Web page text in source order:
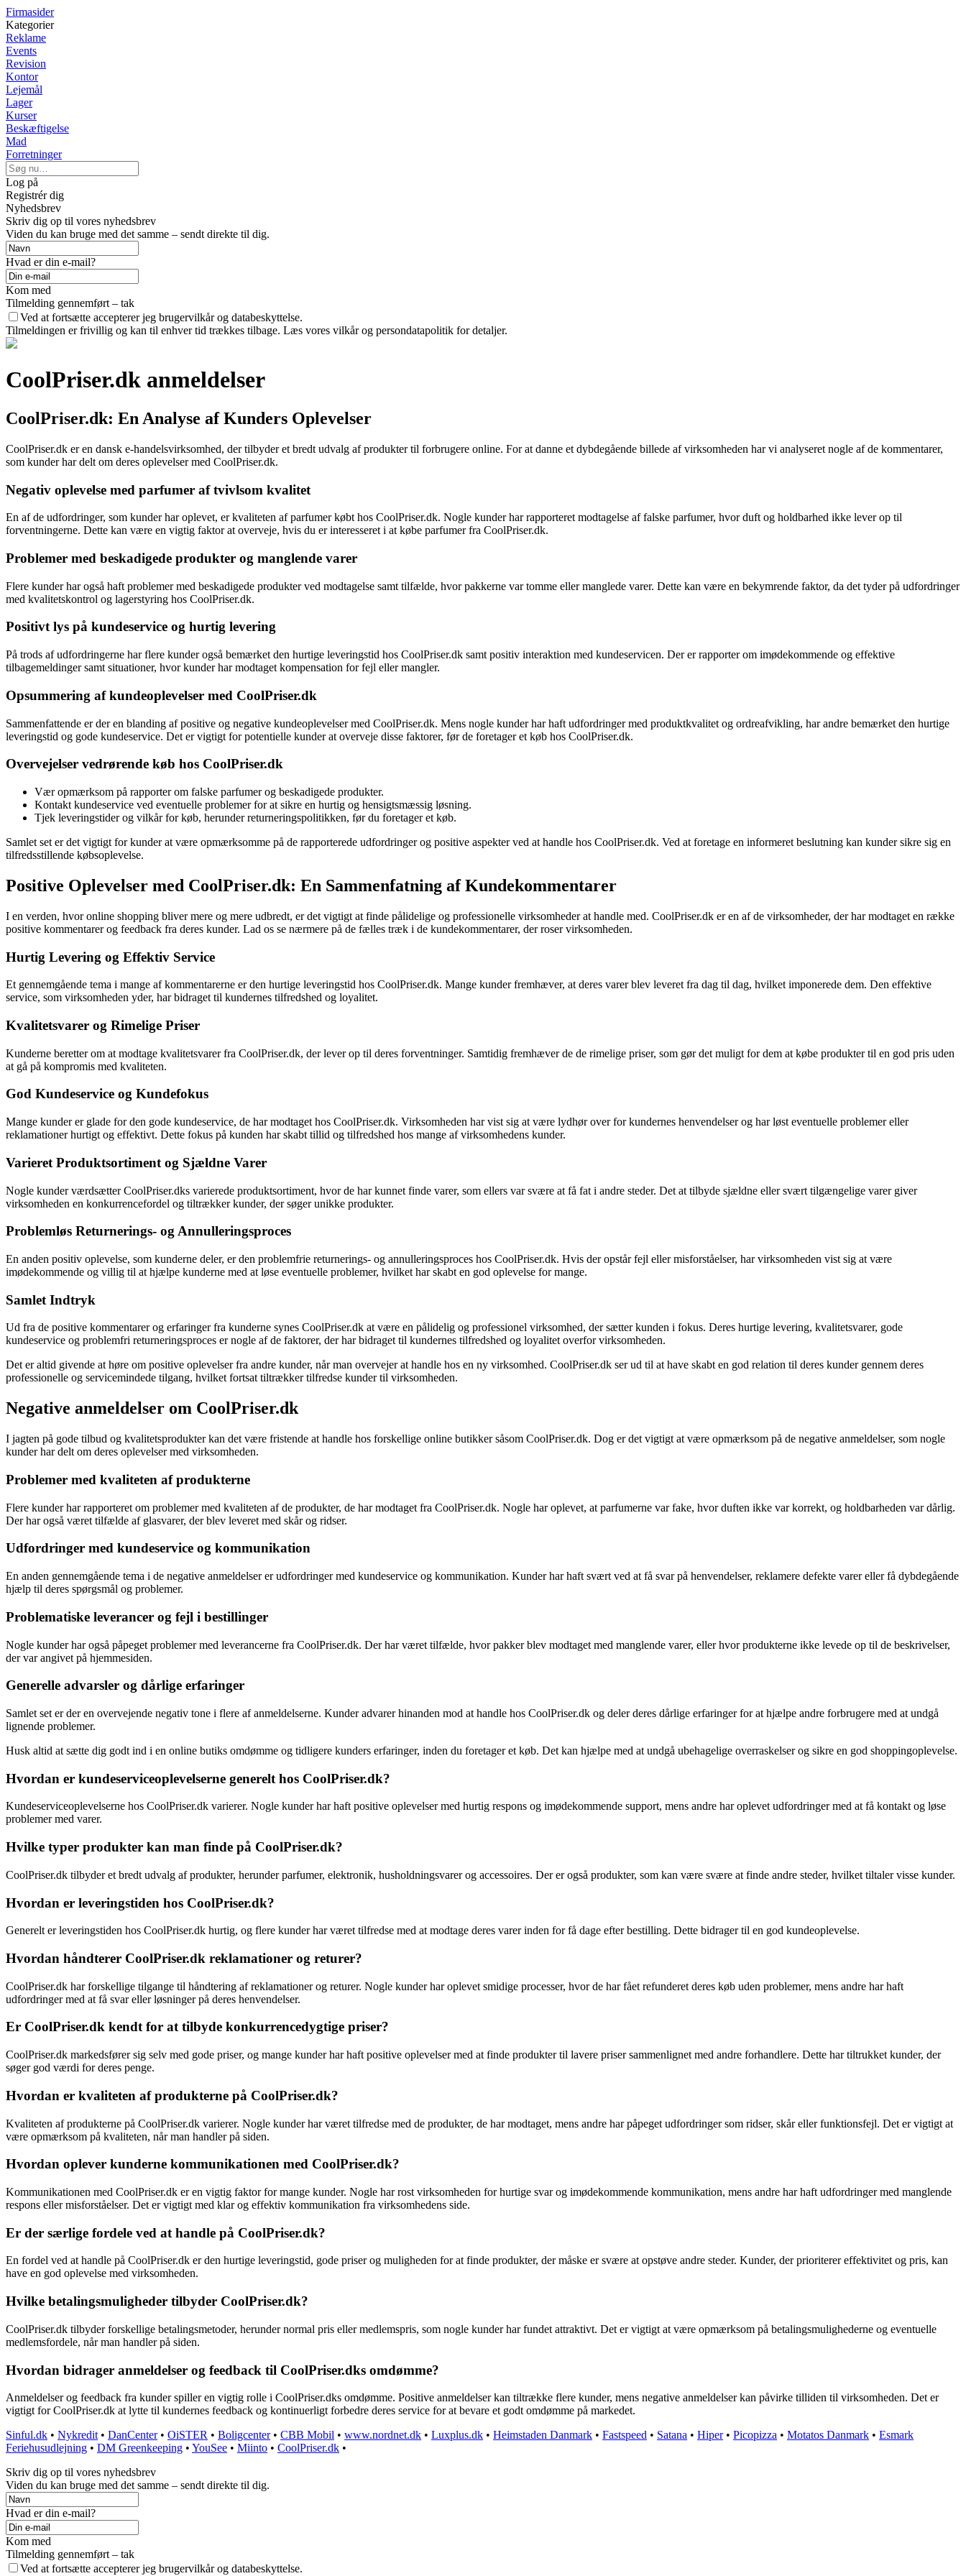
Firmasider
Kategorier
Reklame
Events
Revision
Kontor
Lejemål
Lager
Kurser
Beskæftigelse
Mad
Forretninger
Log på
Registrér dig
Nyhedsbrev
Skriv dig op til vores nyhedsbrev
Viden du kan bruge med det samme – sendt direkte til dig.
Hvad er din e-mail?
Kom med
Tilmelding gennemført – tak
Ved at fortsætte accepterer jeg brugervilkår og databeskyttelse.
Tilmeldingen er frivillig og kan til enhver tid trækkes tilbage. Læs vores vilkår og persondatapolitik for detaljer.
CoolPriser.dk anmeldelser
CoolPriser.dk: En Analyse af Kunders Oplevelser
CoolPriser.dk er en dansk e-handelsvirksomhed, der tilbyder et bredt udvalg af produkter til forbrugere online. For at danne et dybdegående billede af virksomheden har vi analyseret nogle af de kommentarer,
som kunder har delt om deres oplevelser med CoolPriser.dk.
Negativ oplevelse med parfumer af tvivlsom kvalitet
En af de udfordringer, som kunder har oplevet, er kvaliteten af parfumer købt hos CoolPriser.dk. Nogle kunder har rapporteret modtagelse af falske parfumer, hvor duft og holdbarhed ikke lever op til
forventningerne. Dette kan være en vigtig faktor at overveje, hvis du er interesseret i at købe parfumer fra CoolPriser.dk.
Problemer med beskadigede produkter og manglende varer
Flere kunder har også haft problemer med beskadigede produkter ved modtagelse samt tilfælde, hvor pakkerne var tomme eller manglede varer. Dette kan være en bekymrende faktor, da det tyder på udfordringer
med kvalitetskontrol og lagerstyring hos CoolPriser.dk.
Positivt lys på kundeservice og hurtig levering
På trods af udfordringerne har flere kunder også bemærket den hurtige leveringstid hos CoolPriser.dk samt positiv interaktion med kundeservicen. Der er rapporter om imødekommende og effektive
tilbagemeldinger samt situationer, hvor kunder har modtaget kompensation for fejl eller mangler.
Opsummering af kundeoplevelser med CoolPriser.dk
Sammenfattende er der en blanding af positive og negative kundeoplevelser med CoolPriser.dk. Mens nogle kunder har haft udfordringer med produktkvalitet og ordreafvikling, har andre bemærket den hurtige
leveringstid og gode kundeservice. Det er vigtigt for potentielle kunder at overveje disse faktorer, før de foretager et køb hos CoolPriser.dk.
Overvejelser vedrørende køb hos CoolPriser.dk
Vær opmærksom på rapporter om falske parfumer og beskadigede produkter.
Kontakt kundeservice ved eventuelle problemer for at sikre en hurtig og hensigtsmæssig løsning.
Tjek leveringstider og vilkår for køb, herunder returneringspolitikken, før du foretager et køb.
Samlet set er det vigtigt for kunder at være opmærksomme på de rapporterede udfordringer og positive aspekter ved at handle hos CoolPriser.dk. Ved at foretage en informeret beslutning kan kunder sikre sig en
tilfredsstillende købsoplevelse.
Positive Oplevelser med CoolPriser.dk: En Sammenfatning af Kundekommentarer
I en verden, hvor online shopping bliver mere og mere udbredt, er det vigtigt at finde pålidelige og professionelle virksomheder at handle med. CoolPriser.dk er en af de virksomheder, der har modtaget en række
positive kommentarer og feedback fra deres kunder. Lad os se nærmere på de fælles træk i de kundekommentarer, der roser virksomheden.
Hurtig Levering og Effektiv Service
Et gennemgående tema i mange af kommentarerne er den hurtige leveringstid hos CoolPriser.dk. Mange kunder fremhæver, at deres varer blev leveret fra dag til dag, hvilket imponerede dem. Den effektive
service, som virksomheden yder, har bidraget til kundernes tilfredshed og loyalitet.
Kvalitetsvarer og Rimelige Priser
Kunderne beretter om at modtage kvalitetsvarer fra CoolPriser.dk, der lever op til deres forventninger. Samtidig fremhæver de de rimelige priser, som gør det muligt for dem at købe produkter til en god pris uden
at gå på kompromis med kvaliteten.
God Kundeservice og Kundefokus
Mange kunder er glade for den gode kundeservice, de har modtaget hos CoolPriser.dk. Virksomheden har vist sig at være lydhør over for kundernes henvendelser og har løst eventuelle problemer eller
reklamationer hurtigt og effektivt. Dette fokus på kunden har skabt tillid og tilfredshed hos mange af virksomhedens kunder.
Varieret Produktsortiment og Sjældne Varer
Nogle kunder værdsætter CoolPriser.dks varierede produktsortiment, hvor de har kunnet finde varer, som ellers var svære at få fat i andre steder. Det at tilbyde sjældne eller svært tilgængelige varer giver
virksomheden en konkurrencefordel og tiltrækker kunder, der søger unikke produkter.
Problemløs Returnerings- og Annulleringsproces
En anden positiv oplevelse, som kunderne deler, er den problemfrie returnerings- og annulleringsproces hos CoolPriser.dk. Hvis der opstår fejl eller misforståelser, har virksomheden vist sig at være
imødekommende og villig til at hjælpe kunderne med at løse eventuelle problemer, hvilket har skabt en god oplevelse for mange.
Samlet Indtryk
Ud fra de positive kommentarer og erfaringer fra kunderne synes CoolPriser.dk at være en pålidelig og professionel virksomhed, der sætter kunden i fokus. Deres hurtige levering, kvalitetsvarer, gode
kundeservice og problemfri returneringsproces er nogle af de faktorer, der har bidraget til kundernes tilfredshed og loyalitet overfor virksomheden.
Det er altid givende at høre om positive oplevelser fra andre kunder, når man overvejer at handle hos en ny virksomhed. CoolPriser.dk ser ud til at have skabt en god relation til deres kunder gennem deres
professionelle og servicemindede tilgang, hvilket fortsat tiltrækker tilfredse kunder til virksomheden.
Negative anmeldelser om CoolPriser.dk
I jagten på gode tilbud og kvalitetsprodukter kan det være fristende at handle hos forskellige online butikker såsom CoolPriser.dk. Dog er det vigtigt at være opmærksom på de negative anmeldelser, som nogle
kunder har delt om deres oplevelser med virksomheden.
Problemer med kvaliteten af produkterne
Flere kunder har rapporteret om problemer med kvaliteten af de produkter, de har modtaget fra CoolPriser.dk. Nogle har oplevet, at parfumerne var fake, hvor duften ikke var korrekt, og holdbarheden var dårlig.
Der har også været tilfælde af glasvarer, der blev leveret med skår og ridser.
Udfordringer med kundeservice og kommunikation
En anden gennemgående tema i de negative anmeldelser er udfordringer med kundeservice og kommunikation. Kunder har haft svært ved at få svar på henvendelser, reklamere defekte varer eller få dybdegående
hjælp til deres spørgsmål og problemer.
Problematiske leverancer og fejl i bestillinger
Nogle kunder har også påpeget problemer med leverancerne fra CoolPriser.dk. Der har været tilfælde, hvor pakker blev modtaget med manglende varer, eller hvor produkterne ikke levede op til de beskrivelser,
der var angivet på hjemmesiden.
Generelle advarsler og dårlige erfaringer
Samlet set er der en overvejende negativ tone i flere af anmeldelserne. Kunder advarer hinanden mod at handle hos CoolPriser.dk og deler deres dårlige erfaringer for at hjælpe andre forbrugere med at undgå
lignende problemer.
Husk altid at sætte dig godt ind i en online butiks omdømme og tidligere kunders erfaringer, inden du foretager et køb. Det kan hjælpe med at undgå ubehagelige overraskelser og sikre en god shoppingoplevelse.
Hvordan er kundeserviceoplevelserne generelt hos CoolPriser.dk?
Kundeserviceoplevelserne hos CoolPriser.dk varierer. Nogle kunder har haft positive oplevelser med hurtig respons og imødekommende support, mens andre har oplevet udfordringer med at få kontakt og løse
problemer med varer.
Hvilke typer produkter kan man finde på CoolPriser.dk?
CoolPriser.dk tilbyder et bredt udvalg af produkter, herunder parfumer, elektronik, husholdningsvarer og accessoires. Der er også produkter, som kan være svære at finde andre steder, hvilket tiltaler visse kunder.
Hvordan er leveringstiden hos CoolPriser.dk?
Generelt er leveringstiden hos CoolPriser.dk hurtig, og flere kunder har været tilfredse med at modtage deres varer inden for få dage efter bestilling. Dette bidrager til en god kundeoplevelse.
Hvordan håndterer CoolPriser.dk reklamationer og returer?
CoolPriser.dk har forskellige tilgange til håndtering af reklamationer og returer. Nogle kunder har oplevet smidige processer, hvor de har fået refunderet deres køb uden problemer, mens andre har haft
udfordringer med at få svar eller løsninger på deres henvendelser.
Er CoolPriser.dk kendt for at tilbyde konkurrencedygtige priser?
CoolPriser.dk markedsfører sig selv med gode priser, og mange kunder har haft positive oplevelser med at finde produkter til lavere priser sammenlignet med andre forhandlere. Dette har tiltrukket kunder, der
søger god værdi for deres penge.
Hvordan er kvaliteten af produkterne på CoolPriser.dk?
Kvaliteten af produkterne på CoolPriser.dk varierer. Nogle kunder har været tilfredse med de produkter, de har modtaget, mens andre har påpeget udfordringer som ridser, skår eller funktionsfejl. Det er vigtigt at
være opmærksom på kvaliteten, når man handler på siden.
Hvordan oplever kunderne kommunikationen med CoolPriser.dk?
Kommunikationen med CoolPriser.dk er en vigtig faktor for mange kunder. Nogle har rost virksomheden for hurtige svar og imødekommende kommunikation, mens andre har haft udfordringer med manglende
respons eller misforståelser. Det er vigtigt med klar og effektiv kommunikation fra virksomhedens side.
Er der særlige fordele ved at handle på CoolPriser.dk?
En fordel ved at handle på CoolPriser.dk er den hurtige leveringstid, gode priser og muligheden for at finde produkter, der måske er svære at opstøve andre steder. Kunder, der prioriterer effektivitet og pris, kan
have en god oplevelse med virksomheden.
Hvilke betalingsmuligheder tilbyder CoolPriser.dk?
CoolPriser.dk tilbyder forskellige betalingsmetoder, herunder normal pris eller medlemspris, som nogle kunder har fundet attraktivt. Det er vigtigt at være opmærksom på betalingsmulighederne og eventuelle
medlemsfordele, når man handler på siden.
Hvordan bidrager anmeldelser og feedback til CoolPriser.dks omdømme?
Anmeldelser og feedback fra kunder spiller en vigtig rolle i CoolPriser.dks omdømme. Positive anmeldelser kan tiltrække flere kunder, mens negative anmeldelser kan påvirke tilliden til virksomheden. Det er
vigtigt for CoolPriser.dk at lytte til kundernes feedback og kontinuerligt forbedre deres service for at bevare et godt omdømme på markedet.
Sinful.dk • Nykredit • DanCenter• OiSTER • Boligcenter• CBB Mobil • www.nordnet.dk • Luxplus.dk • Heimstaden Danmark • Fastspeed • Satana • Hiper• Picopizza • Motatos Danmark • Esmark
Feriehusudlejning • DM Greenkeeping • YouSee • Miinto • CoolPriser.dk •
Skriv dig op til vores nyhedsbrev
Viden du kan bruge med det samme – sendt direkte til dig.
Hvad er din e-mail?
Kom med
Tilmelding gennemført – tak
Ved at fortsætte accepterer jeg brugervilkår og databeskyttelse.